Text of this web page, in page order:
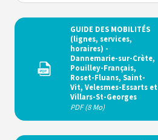
GUIDE DES MOBILITÉS
(lignes, services,
horaires) -
Dannemarie-sur-Crète,
Pouilley-Français,
Roset-Fluans, Saint-
Vit, Velesmes-Essarts et
Villars-St-Georges
PDF (8 Mo)